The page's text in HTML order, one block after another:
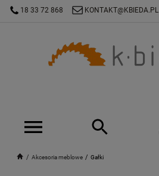
Akcesoria meblowe Gałki
18 33 72 868 KONTAKT@KBIEDA.PL